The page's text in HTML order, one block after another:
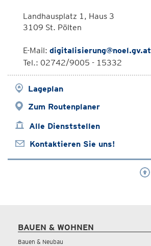
Landhausplatz 1, Haus 3
3109 St. Pölten
E-Mail: digitalisierung@noel.gv.at
Tel.: 02742/9005 - 15332
Lageplan
Zum Routenplaner
Alle Dienststellen
Kontaktieren Sie uns!
BAUEN & WOHNEN
Bauen & Neubau